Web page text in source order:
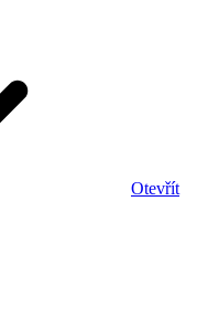
Otevřít